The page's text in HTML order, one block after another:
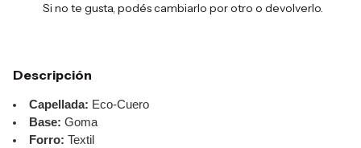
Si no te gusta, podés cambiarlo por otro o devolverlo.
Descripción
Capellada: Eco-Cuero
Base: Goma
Forro: Textil